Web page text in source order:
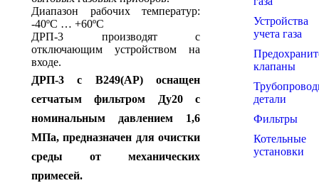
Диапазон рабочих температур:
-40ºС … +60ºС
ДРП-3 производят с
отключающим устройством на
входе.
ДРП-3 с B249(АР) оснащен
сетчатым фильтром Ду20 с
номинальным давлением 1,6
МПа, предназначен для очистки
среды от механических
примесей.
Устройства
учета газа
клапаны
детали
Фильтры
Котельные
установки